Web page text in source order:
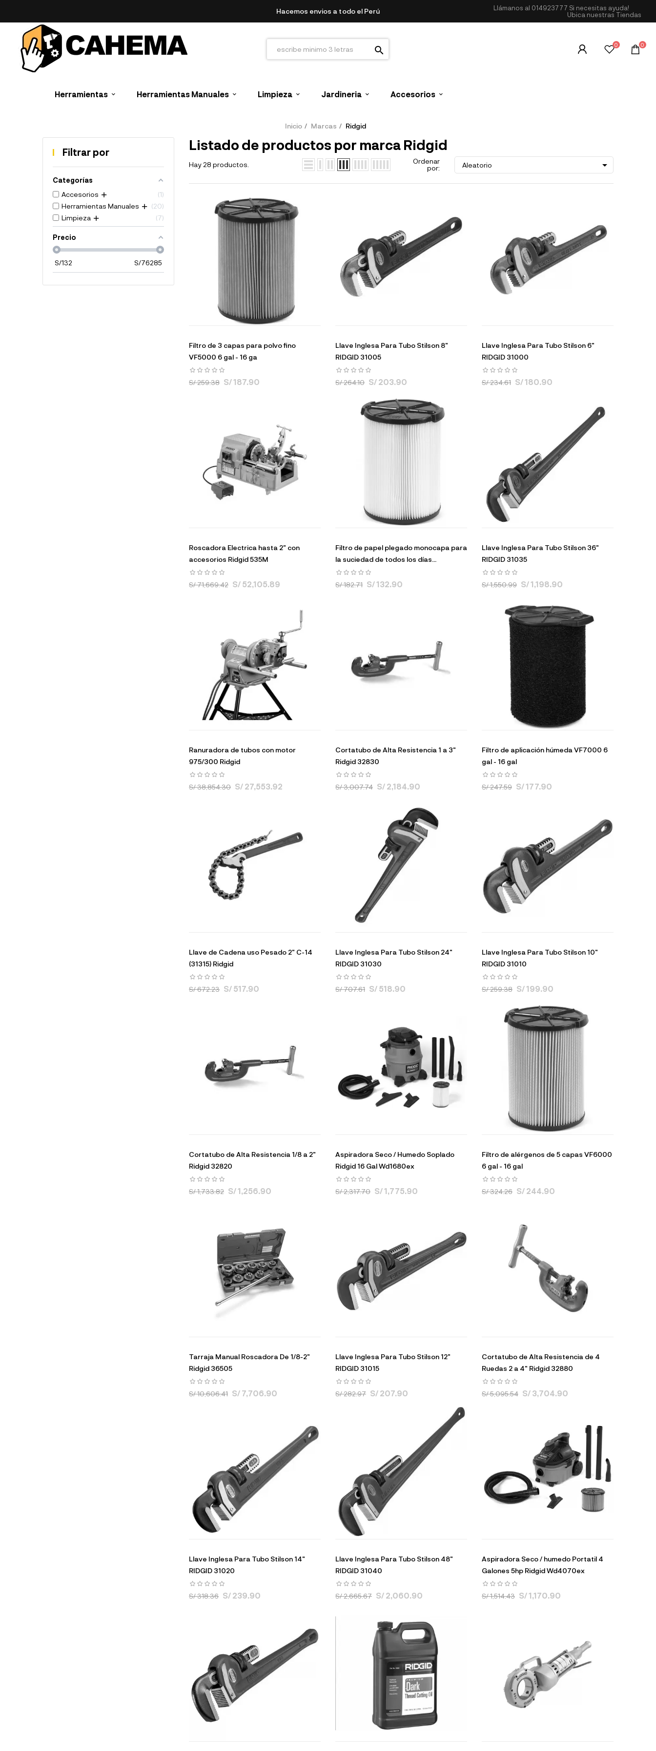
Hacemos envios a todo el Perú Llámanos al 014923777 Si necesitas ayuda!
Ubica nuestras Tiendas
search 0 0
Herramientas Herramientas Manuales Limpieza Jardineria Accesorios
Inicio Marcas Ridgid
Filtrar por
Categorías
Accesorios
1
Herramientas Manuales
20
Limpieza
7
Precio
S/132 S/76285
Listado de productos por marca Ridgid
Hay 28 productos.
Ordenar
por:
Aleatorio 
Filtro de 3 capas para polvo fino
VF5000 6 gal - 16 ga
S/ 259.38 S/ 187.90
Llave Inglesa Para Tubo Stilson 8"
RIDGID 31005
S/ 264.10 S/ 203.90
Llave Inglesa Para Tubo Stilson 6"
RIDGID 31000
S/ 234.61 S/ 180.90
Roscadora Electrica hasta 2" con
accesorios Ridgid 535M
S/ 71,669.42 S/ 52,105.89
Filtro de papel plegado monocapa para
la suciedad de todos los días...
S/ 182.71 S/ 132.90
Llave Inglesa Para Tubo Stilson 36"
RIDGID 31035
S/ 1,550.99 S/ 1,198.90
Ranuradora de tubos con motor
975/300 Ridgid
S/ 38,854.30 S/ 27,553.92
Cortatubo de Alta Resistencia 1 a 3"
Ridgid 32830
S/ 3,007.74 S/ 2,184.90
Filtro de aplicación húmeda VF7000 6
gal - 16 gal
S/ 247.59 S/ 177.90
Llave de Cadena uso Pesado 2" C-14
(31315) Ridgid
S/ 672.23 S/ 517.90
Llave Inglesa Para Tubo Stilson 24"
RIDGID 31030
S/ 707.61 S/ 518.90
Llave Inglesa Para Tubo Stilson 10"
RIDGID 31010
S/ 259.38 S/ 199.90
Cortatubo de Alta Resistencia 1/8 a 2"
Ridgid 32820
S/ 1,733.82 S/ 1,256.90
Aspiradora Seco / Humedo Soplado
Ridgid 16 Gal Wd1680ex
S/ 2,317.70 S/ 1,775.90
Filtro de alérgenos de 5 capas VF6000
6 gal - 16 gal
S/ 324.26 S/ 244.90
Tarraja Manual Roscadora De 1/8-2"
Ridgid 36505
S/ 10,606.41 S/ 7,706.90
Llave Inglesa Para Tubo Stilson 12"
RIDGID 31015
S/ 282.97 S/ 207.90
Cortatubo de Alta Resistencia de 4
Ruedas 2 a 4" Ridgid 32880
S/ 5,095.54 S/ 3,704.90
Llave Inglesa Para Tubo Stilson 14"
RIDGID 31020
S/ 318.36 S/ 239.90
Llave Inglesa Para Tubo Stilson 48"
RIDGID 31040
S/ 2,665.67 S/ 2,060.90
Aspiradora Seco / humedo Portatil 4
Galones 5hp Ridgid Wd4070ex
S/ 1,514.43 S/ 1,170.90